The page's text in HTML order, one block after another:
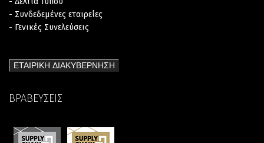
- Συνδεδεμένες εταιρείες
- Γενικές Συνελεύσεις
ΕΤΑΙΡΙΚΗ ΔΙΑΚΥΒΕΡΝΗΣΗ
ΒΡΑΒΕΥΣΕΙΣ